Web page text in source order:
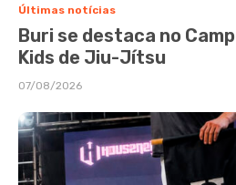
Últimas notícias
Buri se destaca no
Kids de Jiu-Jítsu
07/08/2026